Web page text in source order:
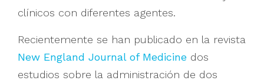
clínicos con diferentes agentes.
Recientemente se han publicado en la revista
New England Journal of Medicine dos
estudios sobre la administración de dos